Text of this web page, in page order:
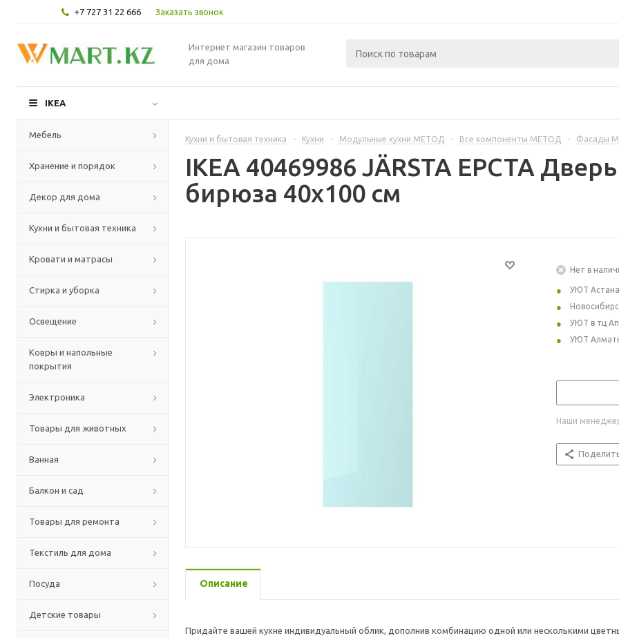
+7 727 31 22 666 Заказать звонок
Интернет магазин товаров
для дома
IKEA
Мебель
Хранение и порядок
Декор для дома
Кухни и бытовая техника
Кровати и матрасы
Стирка и уборка
Освещение
Ковры и напольные
покрытия
Электроника
Товары для животных
Ванная
Балкон и сад
Товары для ремонта
Текстиль для дома
Посуда
Детские товары
Кухни и бытовая техника - Кухни - Модульные кухни МЕТОД - Все компоненты МЕТОД - Фасады
IKEA 40469986 JÄRSTA ЕРСТА
бирюза 40x100 см
Нет в
УЮТ Астана
УЮТ в тц
УЮТ
Наши
Описание
Придайте вашей кухне индивидуальный облик, дополнив комбинацию одной или несколькими